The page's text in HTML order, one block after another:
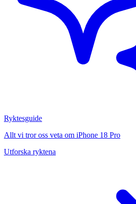
Ryktesguide
Allt vi tror oss veta om iPhone 18 Pro
Utforska ryktena